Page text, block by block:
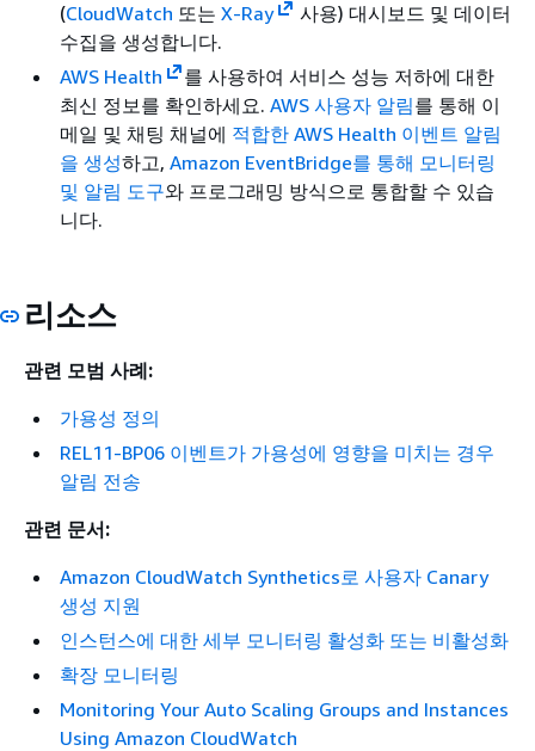
(CloudWatch 또는 X-Ray
사용) 대시보드 및 데이터
수집을 생성합니다.
AWS Health
를 사용하여 서비스 성능 저하에 대한
최신 정보를 확인하세요. AWS 사용자 알림를 통해 이
메일 및 채팅 채널에 적합한 AWS Health 이벤트 알림
을 생성하고, Amazon EventBridge를 통해 모니터링
및 알림 도구와 프로그래밍 방식으로 통합할 수 있습
니다.
리소스
관련 모범 사례:
가용성 정의
REL11-BP06 이벤트가 가용성에 영향을 미치는 경우
알림 전송
관련 문서:
Amazon CloudWatch Synthetics로 사용자 Canary
생성 지원
인스턴스에 대한 세부 모니터링 활성화 또는 비활성화
확장 모니터링
Monitoring Your Auto Scaling Groups and Instances
Using Amazon CloudWatch